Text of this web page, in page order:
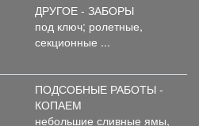
ДРУГОЕ - ЗАБОРЫ
под ключ; ролетные,
секционные ...
ПОДСОБНЫЕ РАБОТЫ -
КОПАЕМ
небольшие сливные ямы,